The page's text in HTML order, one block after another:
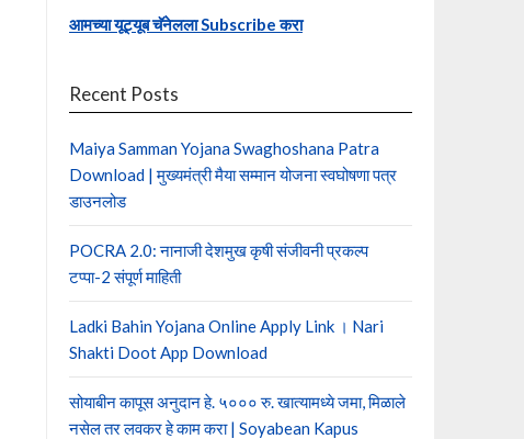
आमच्या यूट्यूब चॅनेलला Subscribe करा
Recent Posts
Maiya Samman Yojana Swaghoshana Patra
Download | मुख्यमंत्री मैया सम्मान योजना स्वघोषणा पत्र
डाउनलोड
POCRA 2.0: नानाजी देशमुख कृषी संजीवनी प्रकल्प
टप्पा-2 संपूर्ण माहिती
Ladki Bahin Yojana Online Apply Link । Nari
Shakti Doot App Download
सोयाबीन कापूस अनुदान हे. ५००० रु. खात्यामध्ये जमा, मिळाले
नसेल तर लवकर हे काम करा | Soyabean Kapus